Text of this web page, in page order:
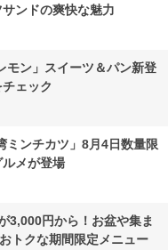
ンドの爽快な魅力
モン」スイーツ＆パン新登
ェック
ミンチカツ」8月4日数量限
メが登場
3,000円から！お盆や集ま
トクな期間限定メニュー